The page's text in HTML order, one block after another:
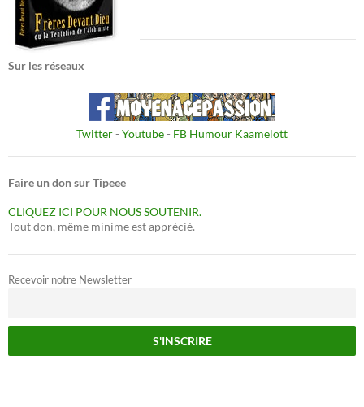
Sur les réseaux
Twitter- Youtube- FB Humour Kaamelott
Faire un don sur Tipeee
CLIQUEZ ICI POUR NOUS SOUTENIR.
Tout don, même minime est apprécié.
Recevoir notre Newsletter